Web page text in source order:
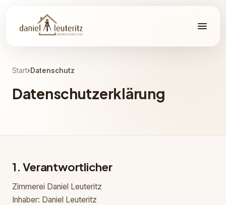
Start›Datenschutz
Datenschutzerklärung
1. Verantwortlicher
Zimmerei Daniel Leuteritz
Inhaber: Daniel Leuteritz